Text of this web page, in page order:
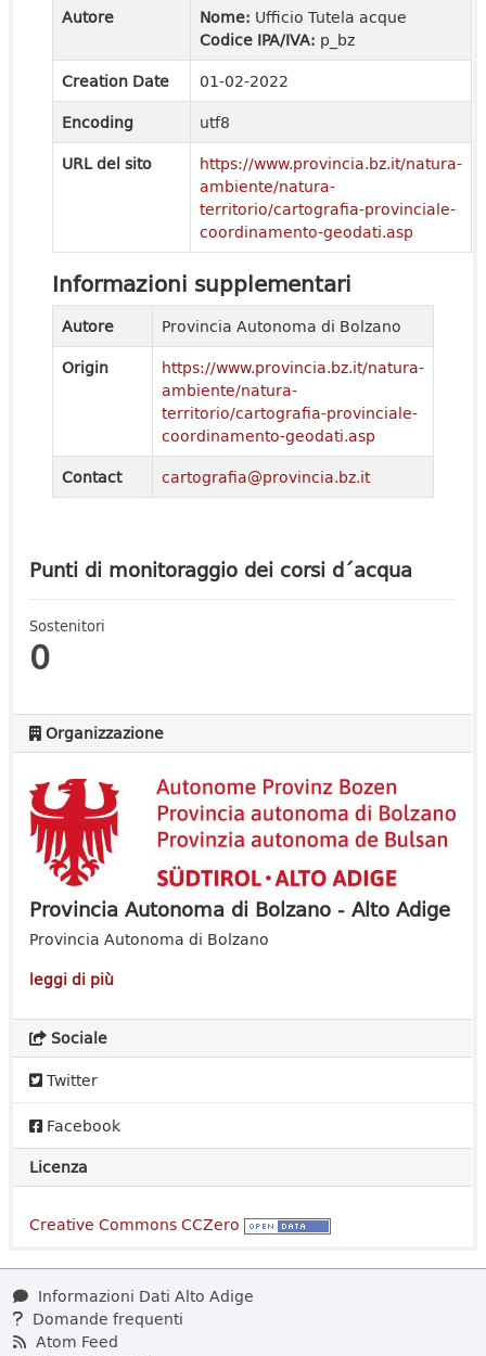
Punti di monitoraggio dei corsi d´acqua
Sostenitori
0
Organizzazione
Provincia Autonoma di Bolzano - Alto Adige
Provincia Autonoma di Bolzano
leggi di più
Sociale
Twitter
Facebook
Licenza
Creative Commons CCZero
Autore Nome: Ufficio Tutela acque
Codice IPA/IVA: p_bz
Creation Date
01-02-2022
Encoding
utf8
URL del sito
https://www.provincia.bz.it/natura-
ambiente/natura-
territorio/cartografia-provinciale-
coordinamento-geodati.asp
Informazioni supplementari
Autore
Provincia Autonoma di Bolzano
Origin
https://www.provincia.bz.it/natura-
ambiente/natura-
territorio/cartografia-provinciale-
coordinamento-geodati.asp
Contact
cartografia@provincia.bz.it
Informazioni Dati Alto Adige
Domande frequenti
Atom Feed